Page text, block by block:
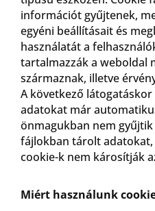
információt gyűjtenek,
egyéni beállításait és
használatát a
tartalmazzák a weboldal
származnak, illetve
A következő
adatokat már
önmagukban nem
fájlokban tárolt
cookie-k nem károsítják
Miért használunk